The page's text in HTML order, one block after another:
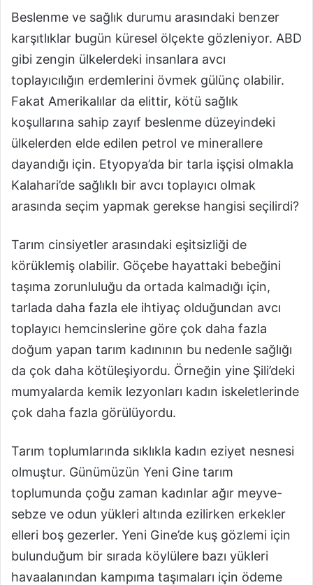
Beslenme ve sağlık durumu arasındaki benzer
karşıtlıklar bugün küresel ölçekte gözleniyor. ABD
gibi zengin ülkelerdeki insanlara avcı
toplayıcılığın erdemlerini övmek gülünç olabilir.
Fakat Amerikalılar da elittir, kötü sağlık
koşullarına sahip zayıf beslenme düzeyindeki
ülkelerden elde edilen petrol ve minerallere
dayandığı için. Etyopya’da bir tarla işçisi olmakla
Kalahari’de sağlıklı bir avcı toplayıcı olmak
arasında seçim yapmak gerekse hangisi seçilirdi?
Tarım cinsiyetler arasındaki eşitsizliği de
körüklemiş olabilir. Göçebe hayattaki bebeğini
taşıma zorunluluğu da ortada kalmadığı için,
tarlada daha fazla ele ihtiyaç olduğundan avcı
toplayıcı hemcinslerine göre çok daha fazla
doğum yapan tarım kadınının bu nedenle sağlığı
da çok daha kötüleşiyordu. Örneğin yine Şili’deki
mumyalarda kemik lezyonları kadın iskeletlerinde
çok daha fazla görülüyordu.
Tarım toplumlarında sıklıkla kadın eziyet nesnesi
olmuştur. Günümüzün Yeni Gine tarım
toplumunda çoğu zaman kadınlar ağır meyve-
sebze ve odun yükleri altında ezilirken erkekler
elleri boş gezerler. Yeni Gine’de kuş gözlemi için
bulunduğum bir sırada köylülere bazı yükleri
havaalanından kampıma taşımaları için ödeme